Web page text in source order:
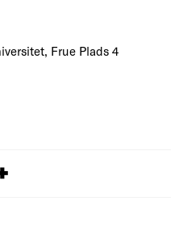
Frue Plads 4